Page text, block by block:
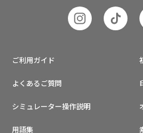
ご利用ガイド
よくあるご質問
シミュレーター操作説明
用語集